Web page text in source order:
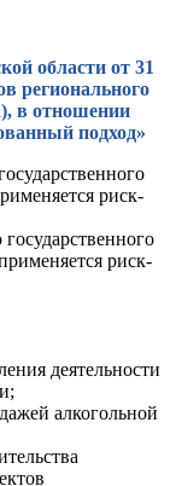
области от 31
регионального
в отношении
подход»
риск-
риск-
деятельности
алкогольной